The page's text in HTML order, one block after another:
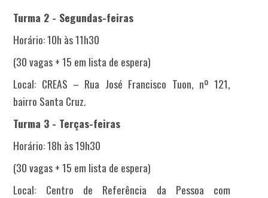
Turma 2 - Segundas-feiras
Horário: 10h às 11h30
(30 vagas + 15 em lista de espera)
Local: CREAS – Rua José Francisco Tuon, nº 121,
bairro Santa Cruz.
Turma 3 - Terças-feiras
Horário: 18h às 19h30
(30 vagas + 15 em lista de espera)
Local: Centro de Referência da Pessoa com